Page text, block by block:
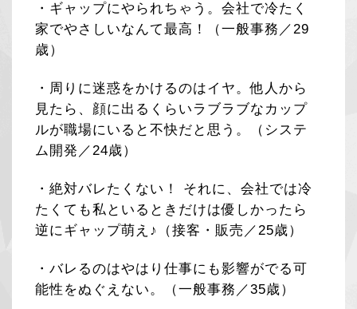
・ギャップにやられちゃう。会社で冷たく
家でやさしいなんて最高！（一般事務／29
歳）
・周りに迷惑をかけるのはイヤ。他人から
見たら、顔に出るくらいラブラブなカップ
ルが職場にいると不快だと思う。（システ
ム開発／24歳）
・絶対バレたくない！ それに、会社では冷
たくても私といるときだけは優しかったら
逆にギャップ萌え♪（接客・販売／25歳）
・バレるのはやはり仕事にも影響がでる可
能性をぬぐえない。（一般事務／35歳）